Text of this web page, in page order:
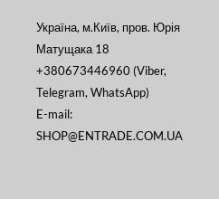
Україна, м.Київ, пров. Юрія
Матущака 18
+380673446960 (Viber,
Telegram, WhatsApp)
E-mail:
SHOP@ENTRADE.COM.UA